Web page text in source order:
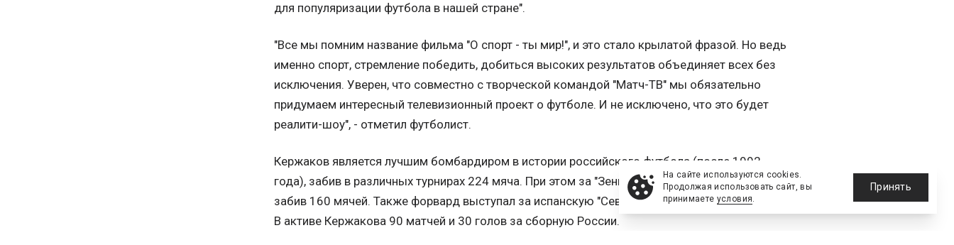
для популяризации футбола в нашей стране".
"Все мы помним название фильма "О спорт - ты мир!", и это стало крылатой фразой. Но ведь
именно спорт, стремление победить, добиться высоких результатов объединяет всех без
исключения. Уверен, что совместно с творческой командой "Матч-ТВ" мы обязательно
придумаем интересный телевизионный проект о футболе. И не исключено, что это будет
реалити-шоу", - отметил футболист.
Кержаков является лучшим бомбардиром в истории российского футбола (после 1992
года), забив в различных турнирах 224 мяча. При этом за "Зенит" он провел 368 матчей,
забив 160 мячей. Также форвард выступал за испанскую "Севилью" и московское "Динамо".
В активе Кержакова 90 матчей и 30 голов за сборную России.
На сайте используются cookies.
Продолжая использовать сайт, вы
принимаете условия.
Принять